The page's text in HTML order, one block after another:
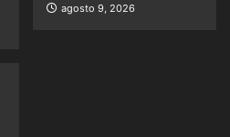
agosto 9, 2026